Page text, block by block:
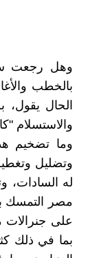
وهل رجعت
بالخطب
الحال يقول،
والاستسلام
وما تضخيم
وتضليل
له السادات،
مصر التمسك
على جنرالات
بما في ذلك